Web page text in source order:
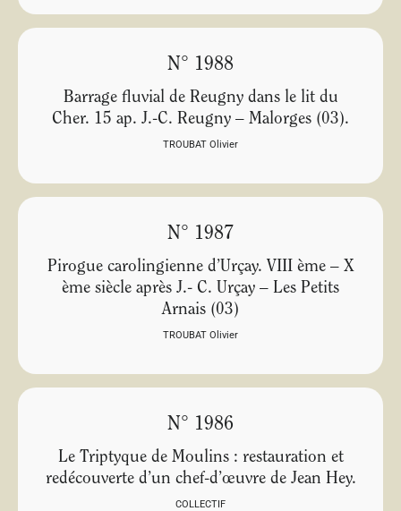
N° 1988
Barrage fluvial de Reugny dans le lit du
Cher. 15 ap. J.-C. Reugny – Malorges (03).
TROUBAT Olivier
N° 1987
Pirogue carolingienne d’Urçay. VIII ème – X
ème siècle après J.- C. Urçay – Les Petits
Arnais (03)
TROUBAT Olivier
N° 1986
Le Triptyque de Moulins : restauration et
redécouverte d’un chef-d’œuvre de Jean Hey.
COLLECTIF